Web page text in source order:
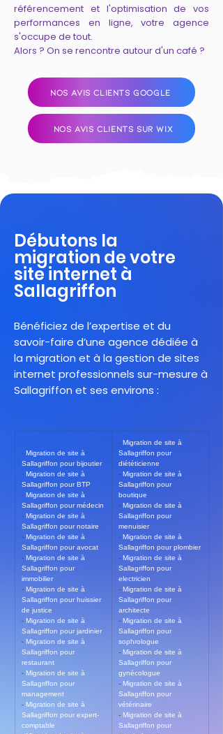
référencement et l'optimisation de vos
performances en ligne, votre agence
s'occupe de tout.
Alors ? On se rencontre autour d'un café ?
NOS AVIS CLIENTS GOOGLE
NOS AVIS CLIENTS SUR WIX
Débutons la
migration de votre
site internet à
Sallagriffon
Bénéficiez de l’expertise et du
savoir-faire d’une agence dédiée à
la migration et à la gestion de sites
internet professionnels sur-mesure à
Sallagriffon et ses environs :
- Migration de site à
Sallagriffon pour bijoutier
- Migration de site à
Sallagriffon pour BTP
- Migration de site à
Sallagriffon pour médecin
- Migration de site à
Sallagriffon pour notaire
- Migration de site à
Sallagriffon pour avocat
- Migration de site à
Sallagriffon pour
immobilier
- Migration de site à
Sallagriffon pour huissier
de justice
- Migration de site à
Sallagriffon pour jardinier
- Migration de site à
Sallagriffon pour
restaurant
- Migration de site à
Sallagriffon pour
management
- Migration de site à
Sallagriffon pour expert-
comptable
- Migration de site à
Sallagriffon pour
diététicienne
- Migration de site à
Sallagriffon pour
boutique
- Migration de site à
Sallagriffon pour
menuisier
- Migration de site à
Sallagriffon pour plombier
- Migration de site à
Sallagriffon pour
electricien
- Migration de site à
Sallagriffon pour
architecte
- Migration de site à
Sallagriffon pour
sophrologue
- Migration de site à
Sallagriffon pour
gynécologue
- Migration de site à
Sallagriffon pour
vétérinaire
- Migration de site à
Sallagriffon pour